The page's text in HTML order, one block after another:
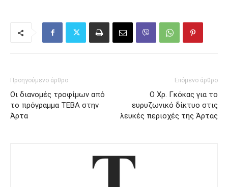
Προηγούμενο άρθρο
Οι διανομές τροφίμων από
το πρόγραμμα ΤΕΒΑ στην
Άρτα
Επόμενο άρθρο
Ο Χρ. Γκόκας για το
ευρυζωνικό δίκτυο στις
λευκές περιοχές της Άρτας